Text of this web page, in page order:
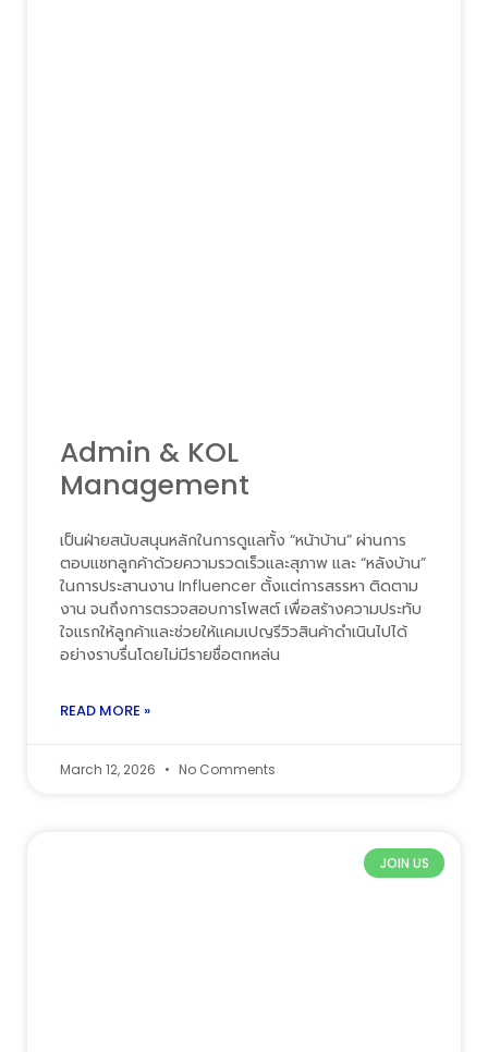
Admin & KOL
Management
เป็นฝ่ายสนับสนุนหลักในการดูแลทั้ง “หน้าบ้าน” ผ่านการ
ตอบแชทลูกค้าด้วยความรวดเร็วและสุภาพ และ “หลังบ้าน”
ในการประสานงาน Influencer ตั้งแต่การสรรหา ติดตาม
งาน จนถึงการตรวจสอบการโพสต์ เพื่อสร้างความประทับ
ใจแรกให้ลูกค้าและช่วยให้แคมเปญรีวิวสินค้าดำเนินไปได้
อย่างราบรื่นโดยไม่มีรายชื่อตกหล่น
READ MORE »
March 12, 2026 No Comments
JOIN US